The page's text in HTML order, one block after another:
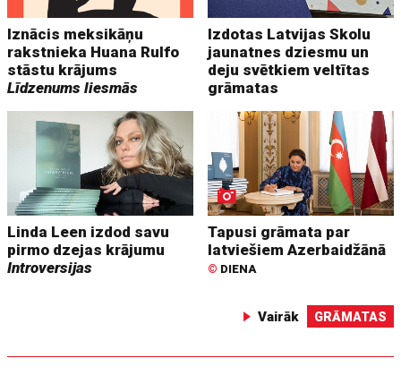
Iznācis meksikāņu
rakstnieka Huana Rulfo
stāstu krājums
Līdzenums liesmās
Izdotas Latvijas Skolu
jaunatnes dziesmu un
deju svētkiem veltītas
grāmatas
Linda Leen izdod savu
pirmo dzejas krājumu
Introversijas
Tapusi grāmata par
latviešiem Azerbaidžānā
© DIENA
Vairāk GRĀMATAS